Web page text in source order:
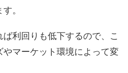
。
利回りも低下するので、こ
マーケット環境によって変